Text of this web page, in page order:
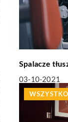
Spalacze
03-10-2021